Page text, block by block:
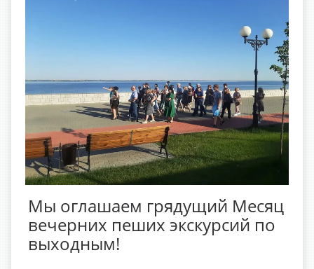
Мы оглашаем грядущий Месяц
вечерних пеших экскурсий по
выходным!